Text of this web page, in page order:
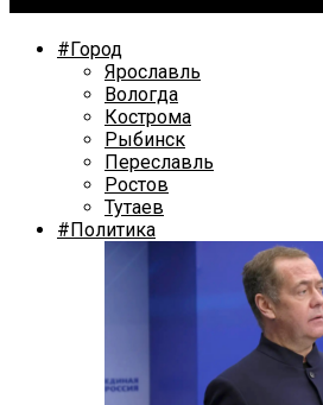
#Город
Ярославль
Вологда
Кострома
Рыбинск
Переславль
Ростов
Тутаев
#Политика